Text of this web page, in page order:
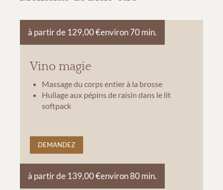
Vino magie
à partir de 129,00 €environ 70 min.
Massage du corps entier à la brosse
Huilage aux pépins de raisin dans le lit
softpack
DEMANDEZ
à partir de 139,00 €environ 80 min.